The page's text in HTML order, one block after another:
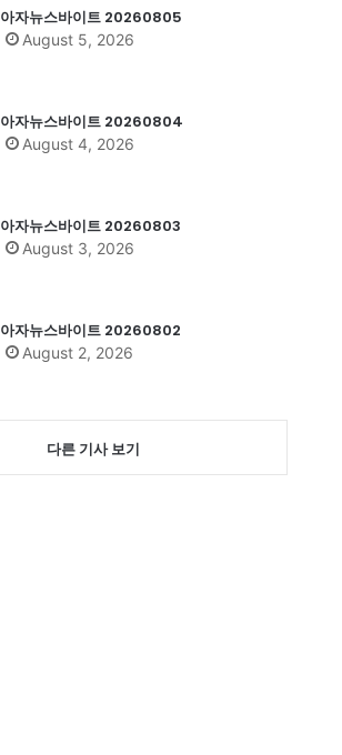
아자뉴스바이트 20260805
August 5, 2026
아자뉴스바이트 20260804
August 4, 2026
아자뉴스바이트 20260803
August 3, 2026
아자뉴스바이트 20260802
August 2, 2026
다른 기사 보기